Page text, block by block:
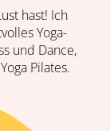
hast! Ich
Yoga-
und Dance,
Pilates.